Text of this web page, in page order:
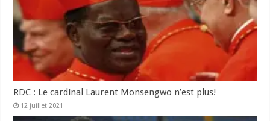
RDC : Le cardinal Laurent Monsengwo n’est plus!
12 juillet 2021